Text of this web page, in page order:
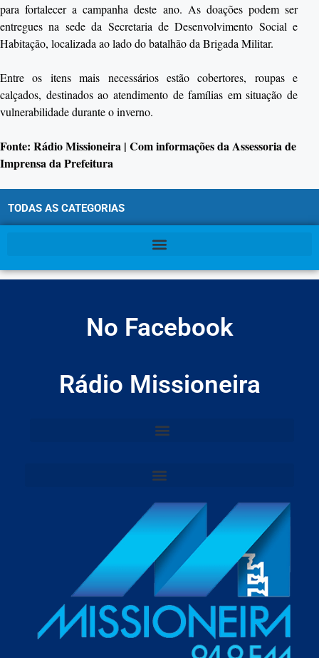
para fortalecer a campanha deste ano. As doações podem ser
entregues na sede da Secretaria de Desenvolvimento Social e
Habitação, localizada ao lado do batalhão da Brigada Militar.
Entre os itens mais necessários estão cobertores, roupas e
calçados, destinados ao atendimento de famílias em situação de
vulnerabilidade durante o inverno.
Fonte: Rádio Missioneira | Com informações da Assessoria de
Imprensa da Prefeitura
TODAS AS CATEGORIAS
No Facebook
Rádio Missioneira